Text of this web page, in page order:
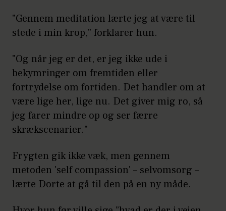
"Gennem meditation lærte jeg at være til
stede i min krop," forklarer hun.
"Og når jeg er det, er jeg ikke ude i
bekymringer om fremtiden eller
fortrydelse om fortiden. Det handler om at
være lige her, lige nu. Det giver mig ro, så
jeg farer mindre op og ser færre
skrækscenarier."
Frygten gik ikke væk, men gennem
metoden 'self compassion' – selvomsorg –
lærte Dorte at gå til den på en ny måde.